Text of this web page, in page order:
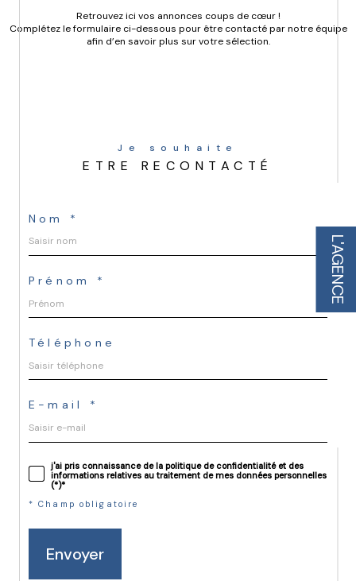
L'AGENCE
Retrouvez ici vos annonces coups de cœur !
Complétez le formulaire ci-dessous pour être contacté par notre équipe
afin d’en savoir plus sur votre sélection.
Je souhaite
ETRE RECONTACTÉ
Nom *
Prénom *
Téléphone
E-mail *
j'ai pris connaissance de la politique de confidentialité et des
informations relatives au traitement de mes données personnelles
(*)*
* Champ obligatoire
Envoyer